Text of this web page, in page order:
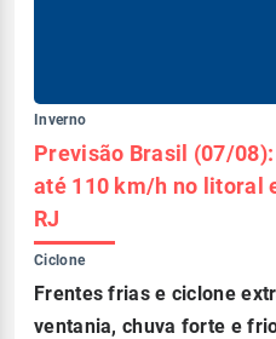
Inverno
Previsão Brasil (07/
até 110 km/h no litoral
RJ
Ciclone
Frentes frias e ciclone
ventania, chuva forte e